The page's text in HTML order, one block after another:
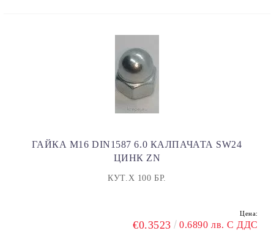
ГАЙКА M16 DIN1587 6.0 КАЛПАЧАТА SW24
ЦИНК ZN
КУТ.Х 100 БР.
Цена:
€0.3523 0.6890 лв. С ДДС